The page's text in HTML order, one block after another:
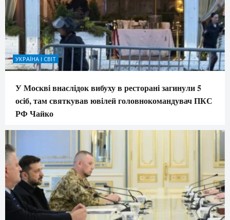
УКРАЇНА І СВІТ
У Москві внаслідок вибуху в ресторані загинули 5
осіб, там святкував ювілей головнокомандувач ПКС
РФ Чайко